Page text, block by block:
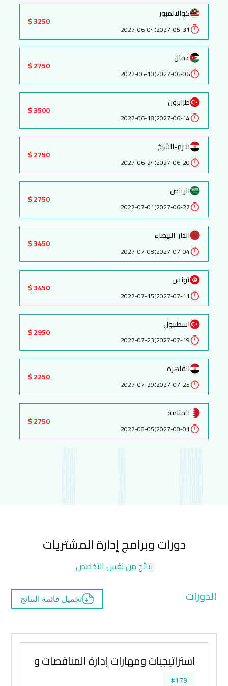
كوالالمبور
2027-05-31
:
2027-06-04
3250 $
عمان
2027-06-06
:
2027-06-10
2750 $
طرابزون
2027-06-14
:
2027-06-18
3500 $
شرم-الشيخ
2027-06-20
:
2027-06-24
2750 $
الرياض
2027-06-27
:
2027-07-01
2750 $
الدار-البيضاء
2027-07-04
:
2027-07-08
3450 $
تونس
2027-07-11
:
2027-07-15
3450 $
اسطنبول
2027-07-19
:
2027-07-23
2950 $
القاهرة
2027-07-25
:
2027-07-29
2250 $
المنامة
2027-08-01
:
2027-08-05
2750 $
دورات وبرامج إدارة المشتريات
نتائج من نفس التخصص
الدورات تحميل قائمة النتائج
استراتيجيات ومهارات إدارة المناقصات
#179